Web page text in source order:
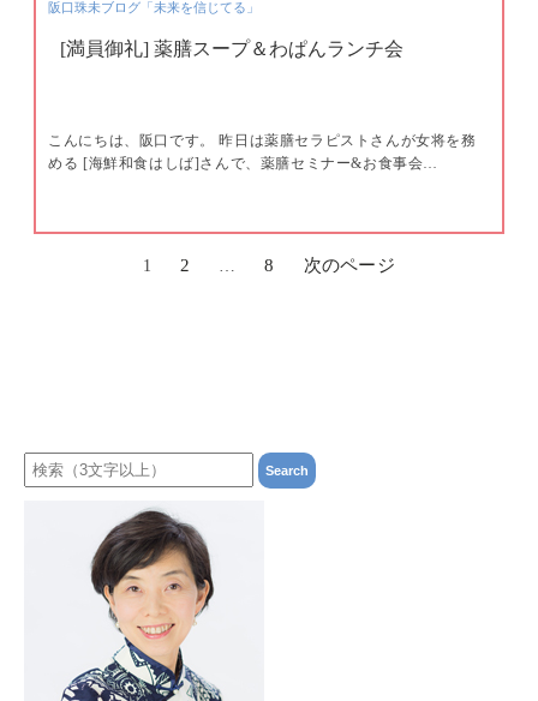
阪口珠未ブログ「未来を信じてる」
[満員御礼] 薬膳スープ＆わぱんランチ会
こんにちは、阪口です。 昨日は薬膳セラピストさんが女将を務
める [海鮮和食はしば]さんで、薬膳セミナー&お食事会…
1 2 8 次のページ